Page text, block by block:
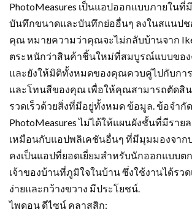
PhotoMeasures เป็นแอปออกแบบภายใน
บันทึกขนาดและบันทึกย่ออื่นๆ ลงในสแนปช
คุณ หมายความว่าคุณจะไม่กลับบ้านจาก
ตระหนักว่าสินค้าชิ้นใหม่ที่สมบูรณ์แบบขอ
และยังให้มิติทั้งหมดของคุณควบคู่ไปกับการ
และโทนสีของคุณ เพื่อให้คุณสามารถตัดสิน
รวดเร็วด้วยสิ่งที่มีอยู่ทั้งหมด ข้อมูล. ข้อจำกั
PhotoMeasures ไม่ได้ให้แผนผังชั้นที่มีราย
เหมือนกับแอปพลิเคชันอื่นๆ ที่มีมุมมองจาก
คงเป็นแอปที่ยอดเยี่ยมสำหรับนักออกแบบต
เจ้าของบ้านที่ภูมิใจในบ้าน ซึ่งใช้งานได้รว
ง่ายและกว้างขวาง มีประโยชน์.
ไพดอน ดีไซน์ คลาสสิก: